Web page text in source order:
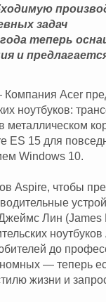
задач
теперь
и
Acer
ноутбуков:
ES 15 для
Windows 10.
Aspire, чтобы
Лин (James
до
— теперь
жизни и